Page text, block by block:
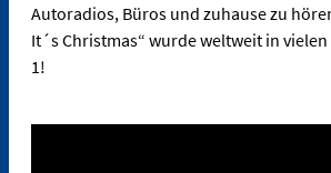
Autoradios, Büros und zuhause zu
It´s Christmas“ wurde weltweit in
1!